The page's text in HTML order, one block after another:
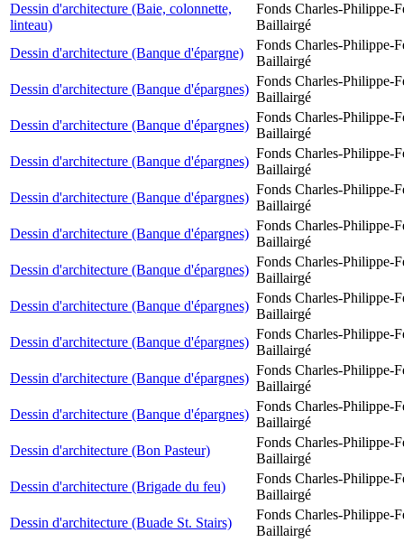
Dessin d'architecture (Baie, colonnette,
linteau)
Fonds Charles-Philippe-
Baillairgé
Dessin d'architecture (Banque d'épargne)
Fonds Charles-Philippe-
Baillairgé
Dessin d'architecture (Banque d'épargnes)
Fonds Charles-Philippe-
Baillairgé
Dessin d'architecture (Banque d'épargnes)
Fonds Charles-Philippe-
Baillairgé
Dessin d'architecture (Banque d'épargnes)
Fonds Charles-Philippe-
Baillairgé
Dessin d'architecture (Banque d'épargnes)
Fonds Charles-Philippe-
Baillairgé
Dessin d'architecture (Banque d'épargnes)
Fonds Charles-Philippe-
Baillairgé
Dessin d'architecture (Banque d'épargnes)
Fonds Charles-Philippe-
Baillairgé
Dessin d'architecture (Banque d'épargnes)
Fonds Charles-Philippe-
Baillairgé
Dessin d'architecture (Banque d'épargnes)
Fonds Charles-Philippe-
Baillairgé
Dessin d'architecture (Banque d'épargnes)
Fonds Charles-Philippe-
Baillairgé
Dessin d'architecture (Banque d'épargnes)
Fonds Charles-Philippe-
Baillairgé
Dessin d'architecture (Bon Pasteur)
Fonds Charles-Philippe-
Baillairgé
Dessin d'architecture (Brigade du feu)
Fonds Charles-Philippe-
Baillairgé
Dessin d'architecture (Buade St. Stairs)
Fonds Charles-Philippe-
Baillairgé